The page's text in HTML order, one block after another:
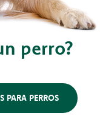
perro?
PARA PERROS